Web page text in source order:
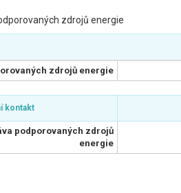
zdrojů energie
zdrojů energie
kontakt
podporovaných zdrojů
energie